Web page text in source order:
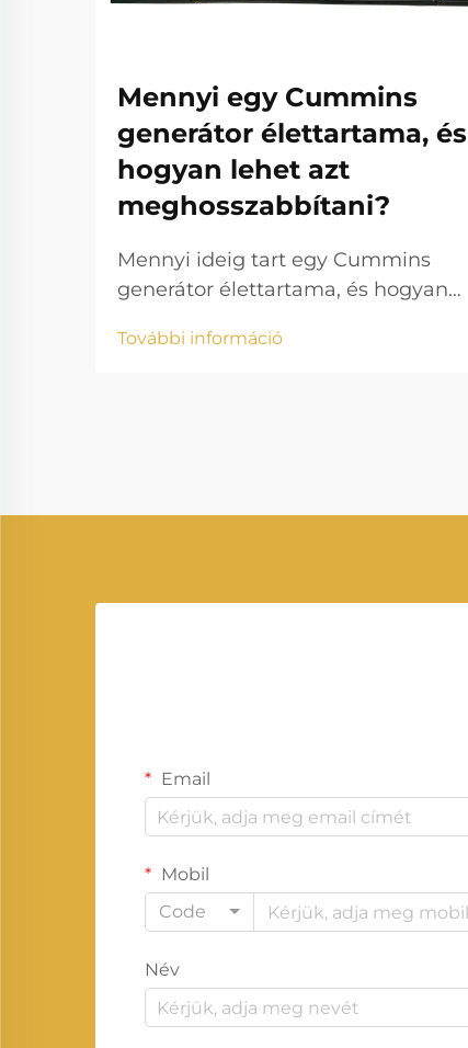
Mennyi egy Cummins
generátor élettartama, és
hogyan lehet azt
meghosszabbítani?
Mennyi ideig tart egy Cummins
generátor élettartama, és hogyan
villamosenergia-termelés lényeges
További információ
Email
Mobil
Code
Név